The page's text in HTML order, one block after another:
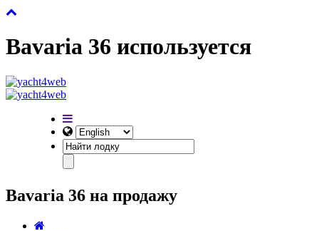
Bavaria 36 используется
Bavaria 36 на продажу